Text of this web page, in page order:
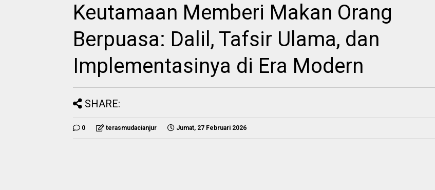
Keutamaan Memberi Makan Orang
Berpuasa: Dalil, Tafsir Ulama, dan
Implementasinya di Era Modern
SHARE:
0 terasmudacianjur Jumat, 27 Februari 2026